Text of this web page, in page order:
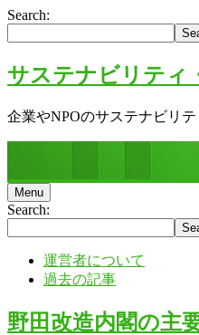
Search:
サステナビリティ
企業やNPOのサステナビリ
Menu
Search:
運営者について
過去の記事
野田改造内閣の主